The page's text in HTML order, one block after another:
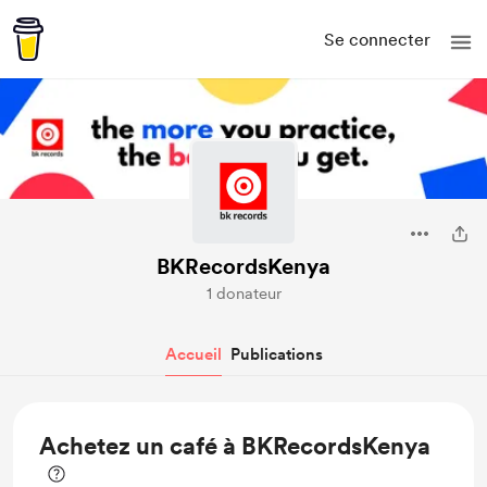
Se connecter
BKRecordsKenya
1 donateur
Accueil Publications
Achetez un café à BKRecordsKenya